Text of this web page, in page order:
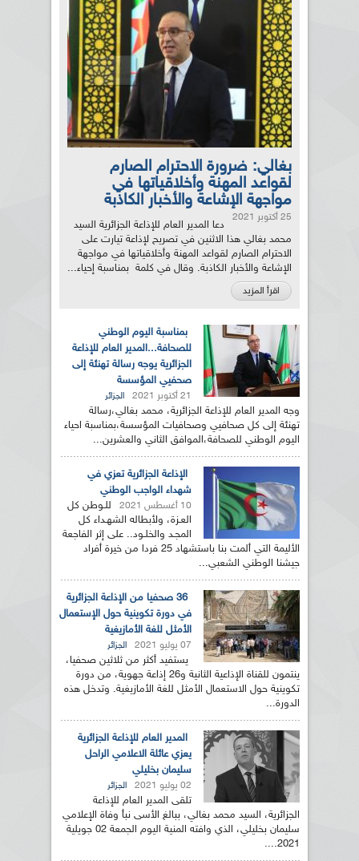
بغالي: ضرورة الاحترام الصارم
لقواعد المهنة وأخلاقياتها في
مواجهة الإشاعة والأخبار الكاذبة
25 أكتوبر 2021
دعا المدير العام للإذاعة الجزائرية السيد
محمد بغالي هذا الاثنين في تصريح لإذاعة تيارت على
الاحترام الصارم لقواعد المهنة وأخلاقياتها في مواجهة
الإشاعة والأخبار الكاذبة. وقال في كلمة بمناسبة إحياء...
اقرأ المزيد
بمناسبة اليوم الوطني
للصحافة...المدير العام للإذاعة
الجزائرية يوجه رسالة تهنئة إلى
صحفيي المؤسسة
21 أكتوبر 2021 الجزائر
وجه المدير العام للإذاعة الجزائرية، محمد بغالي،رسالة
تهنئة إلى كل صحافيي وصحافيات المؤسسة،بمناسبة احياء
اليوم الوطني للصحافة،الموافق الثاني والعشرين...
الإذاعة الجزائرية تعزي في
شهداء الواجب الوطني
10 أغسطس 2021
للـوطن كل
العـزة، ولأبطاله الشهـداء كل
المجـد والخلـود.. على إثر الفاجعة
الأليمة التي ألمت بنا باستشهاد 25 فردا من خيرة أفراد
جيشنا الوطني الشعبي...
36 صحفيا من الإذاعة الجزائرية
في دورة تكوينية حول الإستعمال
الأمثل للغة الأمازيغية
07 يوليو 2021 الجزائر
يستفيد أكثر من ثلاثين صحفيا،
ينتمون للقناة الإذاعية الثانية و26 إذاعة جهوية، من دورة
تكوينية حول الاستعمال الأمثل للغة الأمازيغية. وتدخل هذه
الدورة...
المدير العام للإذاعة الجزائرية
يعزي عائلة الاعلامي الراحل
سليمان بخليلي
02 يوليو 2021 الجزائر
تلقى المدير العام للإذاعة
الجزائرية، السيد محمد بغالي، ببالغ الأسى نبأ وفاة الإعلامي
سليمان بخليلي، الذي وافته المنية اليوم الجمعة 02 جويلية
2021....